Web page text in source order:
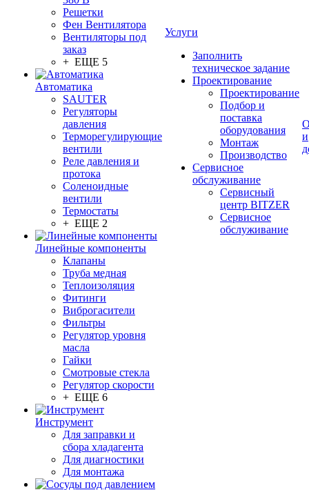
Решетки
Фен Вентилятора
Вентиляторы под
заказ
+ ЕЩЕ 5
Автоматика
SAUTER
Регуляторы
давления
Терморегулирующие
вентили
Реле давления и
протока
Соленоидные
вентили
Термостаты
+ ЕЩЕ 2
Линейные компоненты
Клапаны
Труба медная
Теплоизоляция
Фитинги
Виброгасители
Фильтры
Регулятор уровня
масла
Гайки
Смотровые стекла
Регулятор скорости
+ ЕЩЕ 6
Инструмент
Для заправки и
сбора хладагента
Для диагностики
Для монтажа
Услуги
Заполнить
техническое задание
Проектирование
Проектирование
Подбор и
поставка
оборудования
Монтаж
Производство
Сервисное
обслуживание
Сервисный
центр BITZER
Сервисное
обслуживание
и